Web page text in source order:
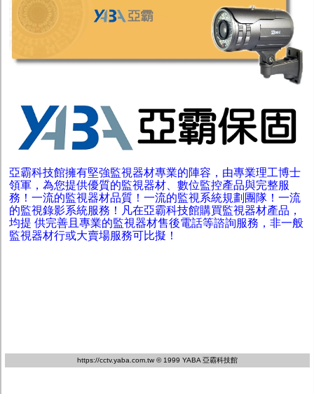
亞霸科技館擁有堅強監視器材專業的陣容，由專業理工博士
領軍，為您提供優質的監視器材、數位監控產品與完整服
務！一流的監視器材品質！一流的監視系統規劃團隊！一流
的監視錄影系統服務！凡在亞霸科技館購買監視器材產品，
均提 供完善且專業的監視器材售後電話等諮詢服務，非一般
監視器材行或大賣場服務可比擬！
https://cctv.yaba.com.tw © 1999 YABA 亞霸科技館